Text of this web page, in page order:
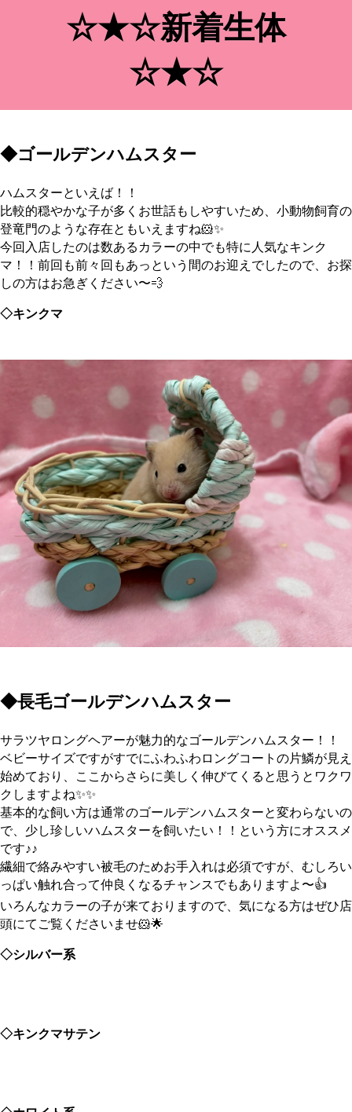
☆★☆新着生体
☆★☆
◆ゴールデンハムスター
ハムスターといえば！！
比較的穏やかな子が多くお世話もしやすいため、小動物飼育の
登竜門のような存在ともいえますね🐹✨
今回入店したのは数あるカラーの中でも特に人気なキンク
マ！！前回も前々回もあっという間のお迎えでしたので、お探
しの方はお急ぎください〜💨
◇キンクマ
◆長毛ゴールデンハムスター
サラツヤロングヘアーが魅力的なゴールデンハムスター！！
ベビーサイズですがすでにふわふわロングコートの片鱗が見え
始めており、ここからさらに美しく伸びてくると思うとワクワ
クしますよね✨✨
基本的な飼い方は通常のゴールデンハムスターと変わらないの
で、少し珍しいハムスターを飼いたい！！という方にオススメ
です♪♪
繊細で絡みやすい被毛のためお手入れは必須ですが、むしろい
っぱい触れ合って仲良くなるチャンスでもありますよ〜👍
いろんなカラーの子が来ておりますので、気になる方はぜひ店
頭にてご覧くださいませ🐹🌟
◇シルバー系
◇キンクマサテン